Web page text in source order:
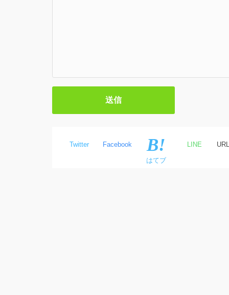
Twitter Facebook
はてブ
LINE